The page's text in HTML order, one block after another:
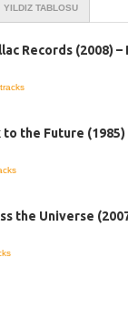
YILDIZ TABLOSU
Records (2008) –
to the Future
the Universe